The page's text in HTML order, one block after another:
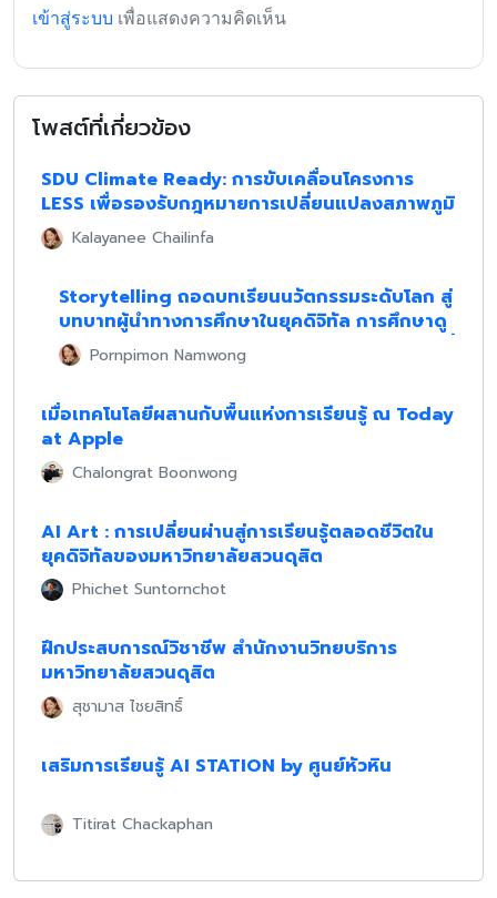
เข้าสู่ระบบ เพื่อแสดงความคิดเห็น
โพสต์ที่เกี่ยวข้อง
SDU Climate Ready: การขับเคลื่อนโครงการ
LESS เพื่อรองรับกฎหมายการเปลี่ยนแปลงสภาพภูมิ
อากาศKalayanee Chailinfa
Storytelling ถอดบทเรียนนวัตกรรมระดับโลก สู่
บทบาทผู้นำทางการศึกษาในยุคดิจิทัล การศึกษาดู
งาน ณ บริษัท Apple สาขา Central World วันที่
12 กุมภาพันธ์ 2569
Pornpimon Namwong
เมื่อเทคโนโลยีผสานกับพื้นแห่งการเรียนรู้ ณ Today
at Apple
Chalongrat Boonwong
AI Art : การเปลี่ยนผ่านสู่การเรียนรู้ตลอดชีวิตใน
ยุคดิจิทัลของมหาวิทยาลัยสวนดุสิต
Phichet Suntornchot
ฝึกประสบการณ์วิชาชีพ สำนักงานวิทยบริการ
มหาวิทยาลัยสวนดุสิต
สุชามาส ไชยสิทธิ์
เสริมการเรียนรู้ AI STATION by ศูนย์หัวหิน
Titirat Chackaphan